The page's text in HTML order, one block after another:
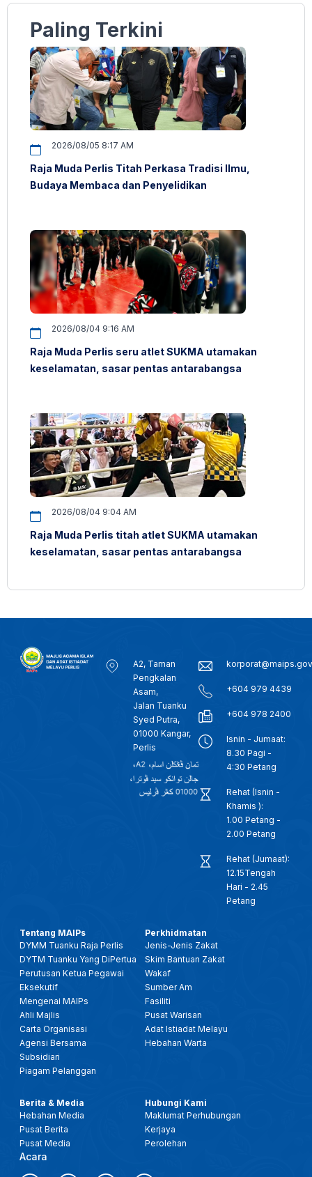
Paling Terkini
2026/08/05 8:17 AM
Raja Muda Perlis Titah Perkasa Tradisi Ilmu,
Budaya Membaca dan Penyelidikan
2026/08/04 9:16 AM
Raja Muda Perlis seru atlet SUKMA utamakan
keselamatan, sasar pentas antarabangsa
2026/08/04 9:04 AM
Raja Muda Perlis titah atlet SUKMA utamakan
keselamatan, sasar pentas antarabangsa
A2, Taman
Pengkalan
Asam,
Jalan Tuanku
Syed Putra,
01000 Kangar,
Perlis
+604 979 4439
+604 978 2400
Isnin - Jumaat:
8.30 Pagi -
4:30 Petang
Rehat (Isnin -
Khamis ):
1.00 Petang -
2.00 Petang
Rehat (Jumaat):
12.15Tengah
Hari - 2.45
Petang
Tentang MAIPs
DYMM Tuanku Raja Perlis
DYTM Tuanku Yang DiPertua
Perutusan Ketua Pegawai
Eksekutif
Mengenai MAIPs
Ahli Majlis
Carta Organisasi
Agensi Bersama
Subsidiari
Piagam Pelanggan
Perkhidmatan
Jenis-Jenis Zakat
Skim Bantuan Zakat
Wakaf
Sumber Am
Fasiliti
Pusat Warisan
Adat Istiadat Melayu
Hebahan Warta
Berita & Media
Hebahan Media
Pusat Berita
Pusat Media
Acara
Hubungi Kami
Maklumat Perhubungan
Kerjaya
Perolehan